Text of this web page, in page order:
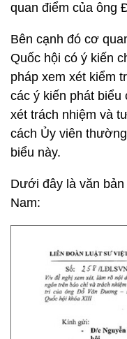
quan điểm của ông
Bên cạnh đó cơ
Quốc hội có ý kiến
pháp xem xét kiểm
các ý kiến phát
xét trách nhiệm và
cách Ủy viên
biểu này.
Dưới đây là văn
Nam: